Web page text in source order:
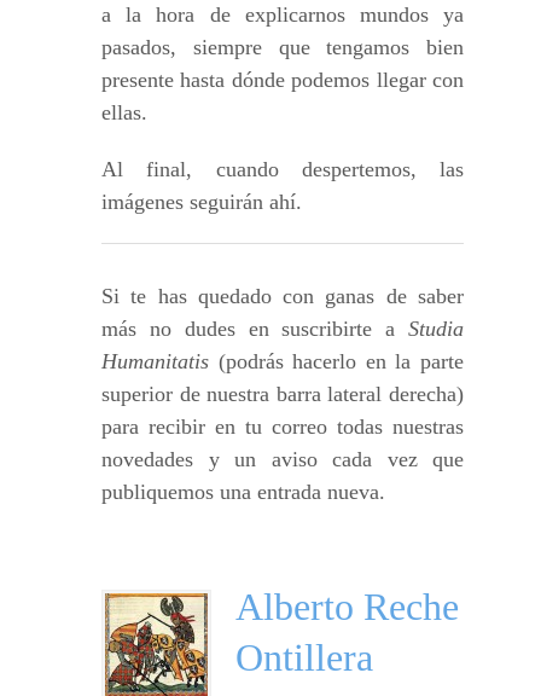
a la hora de explicarnos mundos ya
pasados, siempre que tengamos bien
presente hasta dónde podemos llegar con
ellas.
Al final, cuando despertemos, las
imágenes seguirán ahí.
Si te has quedado con ganas de saber
más no dudes en suscribirte a Studia
Humanitatis (podrás hacerlo en la parte
superior de nuestra barra lateral derecha)
para recibir en tu correo todas nuestras
novedades y un aviso cada vez que
publiquemos una entrada nueva.
Alberto Reche
Ontillera